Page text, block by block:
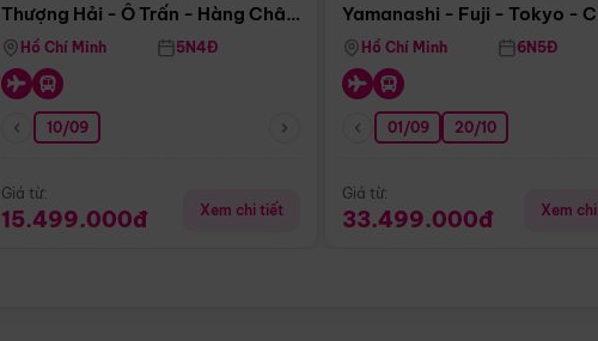
Thượng Hải - Ô Trấn - Hàng Châu
(Tour Không Shopping)
Hồ Chí Minh 5N4Đ
10/09
Giá từ:
15.499.000đ Xem chi tiết
Yamanashi - Fuji - Tokyo -
- Freeday
Hồ Chí Minh 6N5Đ
01/09 20/10
Giá từ:
33.499.000đ Xem